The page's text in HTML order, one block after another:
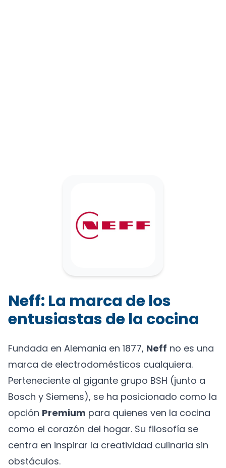
Neff: La marca de los
entusiastas de la cocina
Fundada en Alemania en 1877, Neff no es una
marca de electrodomésticos cualquiera.
Perteneciente al gigante grupo BSH (junto a
Bosch y Siemens), se ha posicionado como la
opción Premium para quienes ven la cocina
como el corazón del hogar. Su filosofía se
centra en inspirar la creatividad culinaria sin
obstáculos.